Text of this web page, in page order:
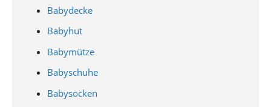
Babydecke
Babyhut
Babymütze
Babyschuhe
Babysocken